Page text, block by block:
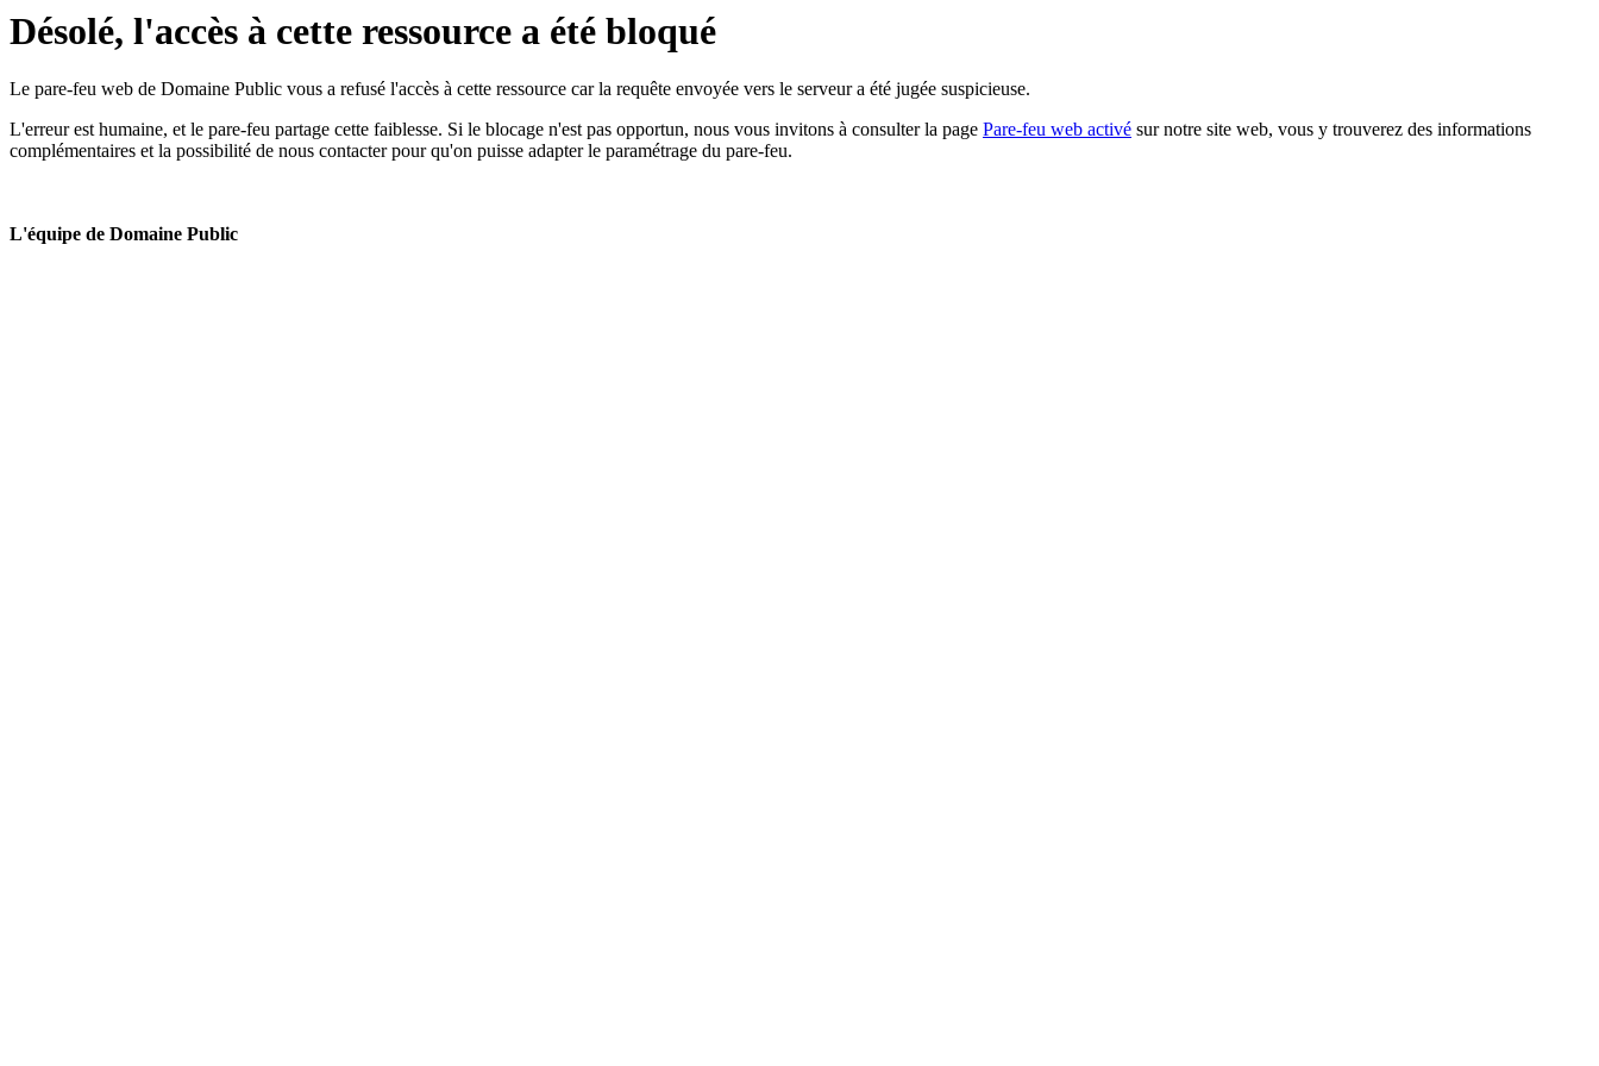
Désolé, l'accès à cette ressource a été bloqué
Le pare-feu web de Domaine Public vous a refusé l'accès à cette ressource car la requête envoyée vers le serveur a été jugée suspicieuse.
L'erreur est humaine, et le pare-feu partage cette faiblesse. Si le blocage n'est pas opportun, nous vous invitons à consulter la page Pare-feu web activé sur notre site web, vous y trouverez des informations
complémentaires et la possibilité de nous contacter pour qu'on puisse adapter le paramétrage du pare-feu.
L'équipe de Domaine Public